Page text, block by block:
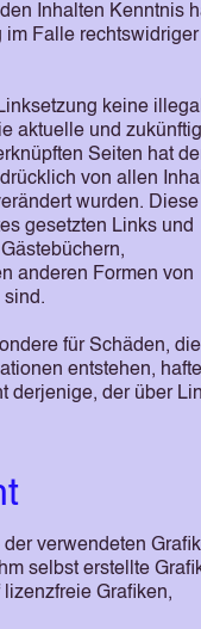
Inhalten Kenntnis
im Falle rechtswidriger
keine
aktuelle und
Seiten hat
von allen
wurden. Diese
gesetzten Links und
anderen Formen von
sind.
für Schäden,
entstehen,
derjenige, der über
verwendeten
selbst erstellte
Grafiken,